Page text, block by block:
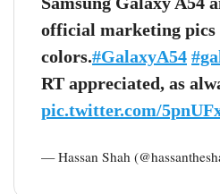
official marketing pics
colors.#GalaxyA54
RT appreciated, as
pic.twitter.com/
— Hassan Shah